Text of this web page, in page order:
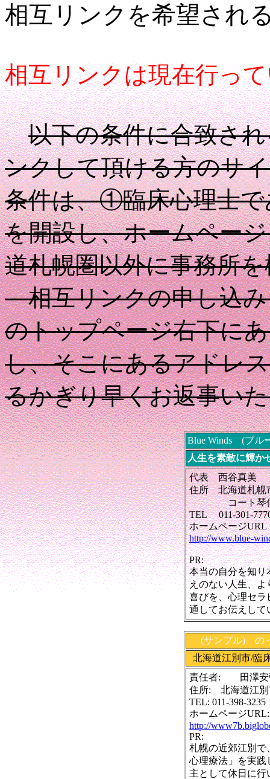
相互リンクを希望され
相互リンクは現在行っ
以下の条件に合致さ
ンクして頂ける方のサ
条件は、①臨床心理士
を開設し、ホームペー
道札幌圏以外に事務所
相互リンクの申し込み
のトップページ右下に
し、そこにあるアドレ
るかぎり早くお返事い
Blue Winds (ブル
人生を素敵に輝か
代表 西谷真美
住所北海道札幌
コート琴似
TEL 011-301-
ホームページURL
http://www.blue-
PR:
本当の自分を知り
えのない人生、
喜びを、心理セラ
通してお伝えして
(サンプル) の
北海道江別市/臨
責任者: 田澤安
住所: 北海道江別
TEL: 011-398-3235
ホームページURL:
http://
PR:
札幌の近郊江別で
心理療法」を実践
主として休日に行